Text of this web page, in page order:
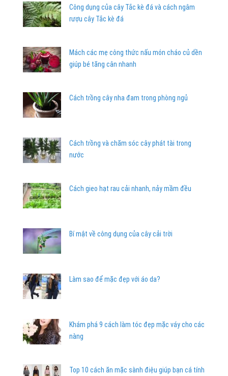
Công dụng của cây Tắc kè đá và cách ngâm
rượu cây Tắc kè đá
Mách các mẹ công thức nấu món cháo củ dền
giúp bé tăng cân nhanh
Cách trồng cây nha đam trong phòng ngủ
Cách trồng và chăm sóc cây phát tài trong
nước
Cách gieo hạt rau cải nhanh, nảy mầm đều
Bí mật về công dụng của cây cải trời
Làm sao để mặc đẹp với áo da?
Khám phá 9 cách làm tóc đẹp mặc váy cho các
nàng
Top 10 cách ăn mặc sành điệu giúp bạn cá tính